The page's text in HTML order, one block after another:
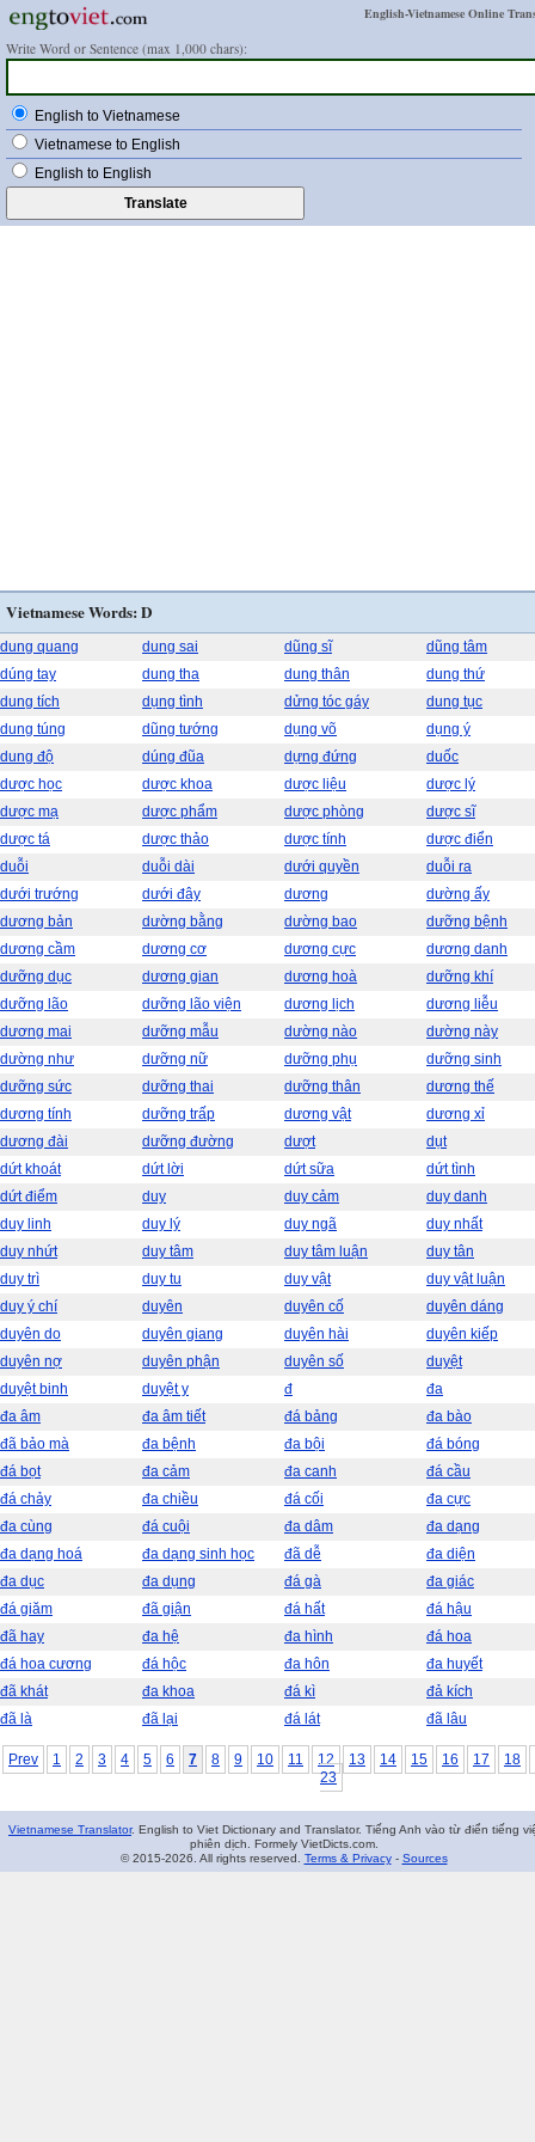
English-Vietnamese Online
Write Word or Sentence (max 1,000 chars):
English to Vietnamese
Vietnamese to English
English to English
Vietnamese Words: D
dung quang dung sai dũng sĩ
dũng tâm
dúng tay
dung tha dung thân
dung thứ
dung tích
dụng tình dửng tóc gáy
dung tục
dung túng
dũng tướng dụng võ
dụng ý
dung độ
dúng đũa dựng đứng
duốc
dược học
dược khoa dược liệu
dược lý
dược mạ
dược phẩm dược phòng
dược sĩ
dược tá
dược thảo dược tính
dược điển
duỗi
duỗi dài dưới quyền
duỗi ra
dưới trướng
dưới đây dương
dường ấy
dương bản
dường bằng dường bao
dưỡng bệnh
dương cầm
dương cơ dương cực
dương danh
dưỡng dục
dương gian dương hoà
dưỡng khí
dưỡng lão
dưỡng lão viện dương lịch
dương liễu
dương mai
dưỡng mẫu dường nào
dường này
dường như
dưỡng nữ dưỡng phụ
dưỡng sinh
dưỡng sức
dưỡng thai dưỡng thân
dương thế
dương tính
dưỡng trấp dương vật
dương xỉ
dương đài
dưỡng đường dượt
dụt
dứt khoát
dứt lời dứt sữa
dứt tình
dứt điểm
duy duy cảm
duy danh
duy linh
duy lý duy ngã
duy nhất
duy nhứt
duy tâm duy tâm luận
duy tân
duy trì
duy tu duy vật
duy vật luận
duy ý chí
duyên duyên cố
duyên dáng
duyên do
duyên giang duyên hài
duyên kiếp
duyên nợ
duyên phận duyên số
duyệt
duyệt binh
duyệt y đ
đa
đa âm
đa âm tiết đá bảng
đa bào
đã bảo mà
đa bệnh đa bội
đá bóng
đá bọt
đa cảm đa canh
đá cầu
đá chảy
đa chiều đá cối
đa cực
đa cùng
đá cuội đa dâm
đa dạng
đa dạng hoá
đa dạng sinh học đã dễ
đa diện
đa dục
đa dụng đá gà
đa giác
đá giăm
đã giận đá hất
đá hậu
đã hay
đa hệ đa hình
đá hoa
đá hoa cương
đá hộc đa hôn
đa huyết
đã khát
đa khoa đá kì
đả kích
đã là
đã lại đá lát đã lâu
Prev 1 2 3 4 5 6 7 8 9 10 11 12 13 14 15 16 17
18
23
Vietnamese Translator. English to Viet Dictionary and Translator. Tiếng Anh vào từ điển tiếng
phiên dịch. Formely VietDicts.com.
© 2015-2026. All rights reserved. Terms & Privacy- Sources